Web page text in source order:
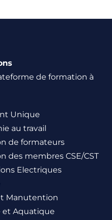
de formation à
Unique
au travail
de formateurs
des membres CSE/CST
Electriques
Manutention
et Aquatique